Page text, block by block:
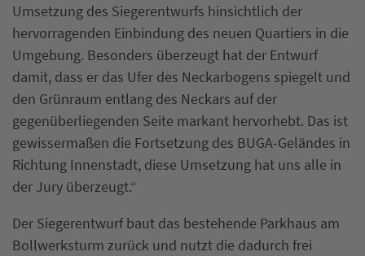
Umsetzung des Siegerentwurfs hinsichtlich der
hervorragenden Einbindung des neuen Quartiers in die
Umgebung. Besonders überzeugt hat der Entwurf
damit, dass er das Ufer des Neckarbogens spiegelt und
den Grünraum entlang des Neckars auf der
gegenüberliegenden Seite markant hervorhebt. Das ist
gewissermaßen die Fortsetzung des BUGA-Geländes in
Richtung Innenstadt, diese Umsetzung hat uns alle in
der Jury überzeugt.“
Der Siegerentwurf baut das bestehende Parkhaus am
Bollwerksturm zurück und nutzt die dadurch frei